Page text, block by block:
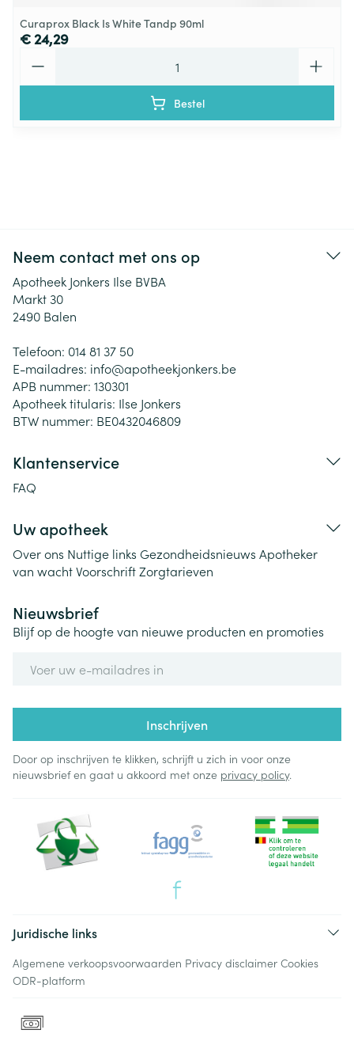
Curaprox Black Is White Tandp 90ml
€ 24,29
Bestel
Neem contact met ons op
Apotheek Jonkers Ilse BVBA
Markt 30
2490 Balen
Telefoon: 014 81 37 50
E-mailadres: info@apotheekjonkers.be
APB nummer: 130301
Apotheek titularis: Ilse Jonkers
BTW nummer: BE0432046809
Klantenservice
FAQ
Uw apotheek
Over ons Nuttige links Gezondheidsnieuws Apotheker
van wachtVoorschriftZorgtarieven
Nieuwsbrief
Blijf op de hoogte van nieuwe producten en promoties
Inschrijven
Door op inschrijven te klikken, schrijft u zich in voor onze
nieuwsbrief en gaat u akkoord met onze privacy policy.
Juridische links
Algemene verkoopsvoorwaarden Privacy disclaimer Cookies
ODR-platform